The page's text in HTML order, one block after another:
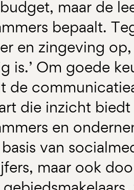
maar de
bepaalt.
en zingeving
is.’ Om goede
de
die inzicht
en
van
maar ook